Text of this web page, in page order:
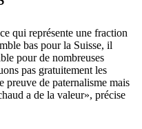
qui représente une fraction
bas pour la Suisse, il
pour de nombreuses
pas gratuitement les
preuve de paternalisme mais
a de la valeur», précise